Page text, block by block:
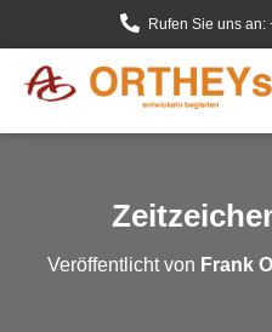
Rufen Sie uns
Veröffentlicht von Frank